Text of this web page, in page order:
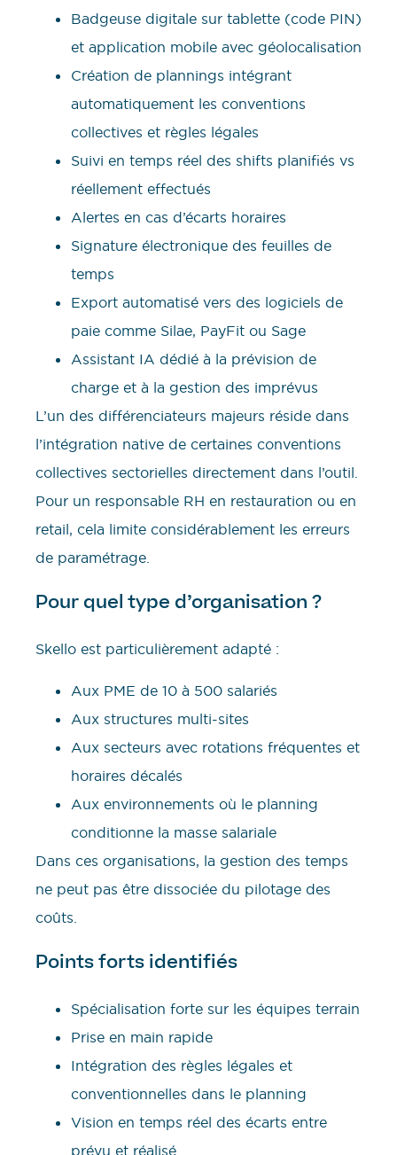
Badgeuse digitale sur tablette (code PIN)
et application mobile avec géolocalisation
Création de plannings intégrant
automatiquement les conventions
collectives et règles légales
Suivi en temps réel des shifts planifiés vs
réellement effectués
Alertes en cas d’écarts horaires
Signature électronique des feuilles de
temps
Export automatisé vers des logiciels de
paie comme Silae, PayFit ou Sage
Assistant IA dédié à la prévision de
charge et à la gestion des imprévus
L’un des différenciateurs majeurs réside dans
l’intégration native de certaines conventions
collectives sectorielles directement dans l’outil.
Pour un responsable RH en restauration ou en
retail, cela limite considérablement les erreurs
de paramétrage.
Pour quel type d’organisation ?
Skello est particulièrement adapté :
Aux PME de 10 à 500 salariés
Aux structures multi-sites
Aux secteurs avec rotations fréquentes et
horaires décalés
Aux environnements où le planning
conditionne la masse salariale
Dans ces organisations, la gestion des temps
ne peut pas être dissociée du pilotage des
coûts.
Points forts identifiés
Spécialisation forte sur les équipes terrain
Prise en main rapide
Intégration des règles légales et
conventionnelles dans le planning
Vision en temps réel des écarts entre
prévu et réalisé